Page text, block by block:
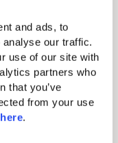
and ads, to
our traffic.
use of our site with
partners who
that you’ve
from your use
here.